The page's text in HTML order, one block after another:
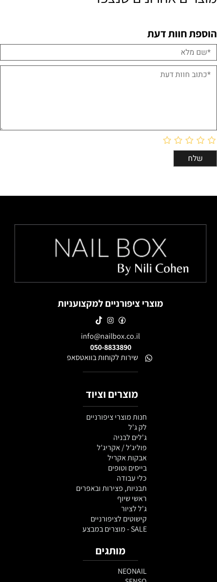
הוספת חוות דעת
מוצרי ציפורניים למקצועניות
info@nailbox.co.il
050-8833890
שירות לקוחות בוואטסאפ
מוצרים וציוד
חנות מוצרי ציפורניים
לק ג'ל
ג'לים לבניה
פוליג'ל / אקריג'ל
אבקות אקריל
בייסים וטופים
כלי עבודה
תבניות, פצירות ובאפרים
ראשי שיוף
ג'ל לציור
קישוטים לציפורניים
SALE - מוצרים במבצע
מותגים
NEONAIL